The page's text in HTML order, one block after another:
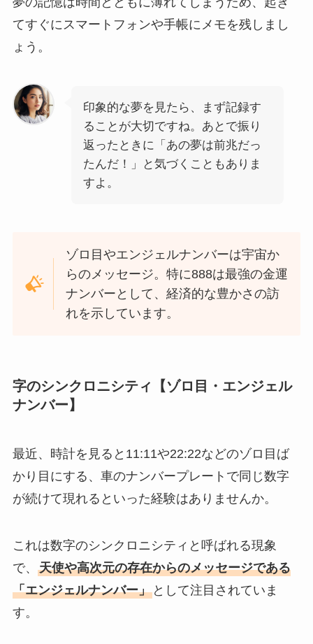
てすぐにスマートフォンや手帳にメモを残しまし
ょう。
印象的な夢を見たら、まず記録す
ることが大切ですね。あとで振り
返ったときに「あの夢は前兆だっ
たんだ！」と気づくこともありま
すよ。
ゾロ目やエンジェルナンバーは宇宙か
らのメッセージ。特に888は最強の金運
ナンバーとして、経済的な豊かさの訪
れを示しています。
字のシンクロニシティ【ゾロ目・エンジェル
ナンバー】
最近、時計を見ると11:11や22:22などのゾロ目ば
かり目にする、車のナンバープレートで同じ数字
が続けて現れるといった経験はありませんか。
これは数字のシンクロニシティと呼ばれる現象
で、 天使や高次元の存在からのメッセージである
「エンジェルナンバー」として注目されていま
す。